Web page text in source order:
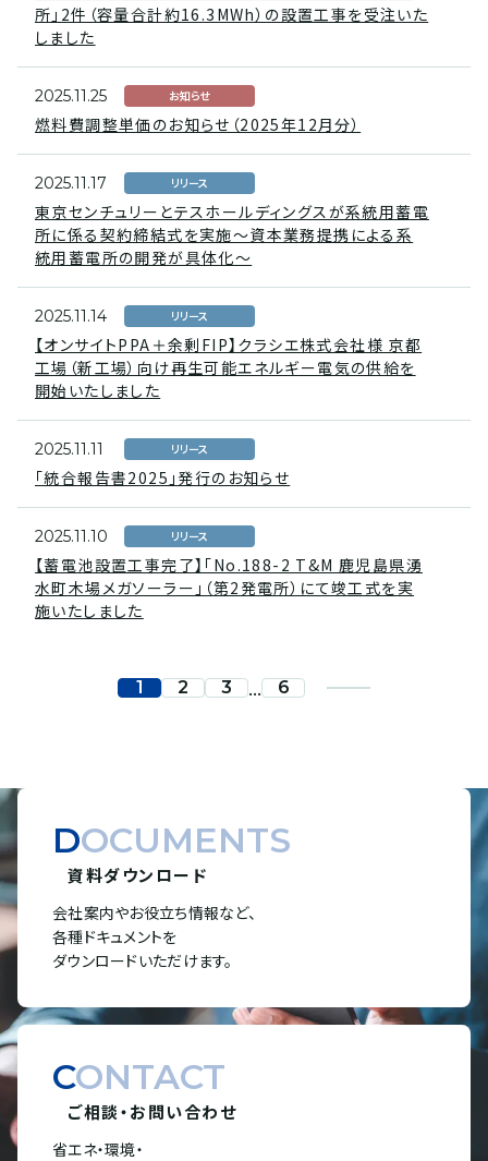
所」2件（容量合計約16.3MWh）の設置⼯事を受注いた
しました
2025.11.25 お知らせ
燃料費調整単価のお知らせ（2025年12月分）
2025.11.17 リリース
東京センチュリーとテスホールディングスが系統用蓄電
所に係る契約締結式を実施～資本業務提携による系
統用蓄電所の開発が具体化～
2025.11.14 リリース
【オンサイトPPA＋余剰FIP】クラシエ株式会社様 京都
工場（新工場）向け再生可能エネルギー電気の供給を
開始いたしました
2025.11.11 リリース
「統合報告書2025」発行のお知らせ
2025.11.10 リリース
【蓄電池設置工事完了】「No.188-2 T&M 鹿児島県湧
水町木場メガソーラー」（第2発電所）にて竣工式を実
施いたしました
1 2 3 ... 6
DOCUMENTS
資料ダウンロード
会社案内やお役立ち情報など、
各種ドキュメントを
ダウンロードいただけます。
CONTACT
ご相談・お問い合わせ
省エネ・環境・